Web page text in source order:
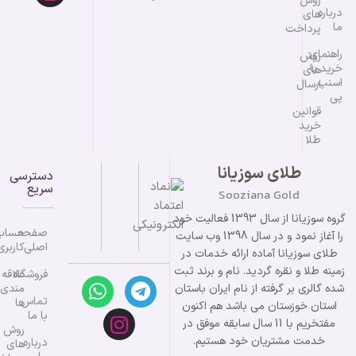
درباره
ما
راهنمای
خرید با
اسنپ
پی
های
پرداخت
روش
های
ارسال
قوانین
خرید
طلا
طلای سوزیانا
Sooziana Gold
گروه سوزیانا از سال 1393 فعالیت خود
را آغاز نمود و در سال 1398 وب سایت
طلای سوزیانا آماده ارائه خدمات در
زمینه طلا و نقره گردید. نام و برند ثبت
شده گالری بر گرفته از نام ایران باستان
استان خوزستان می باشد هم اکنون
مفتخریم با 11 سال سابقه موفق در
خدمت مشتریان خود هستیم.
دسترسی
سریع
صفحه
اصلی
فروشگاه
تماس
با ما
درباره
علاقه
مندی
ها
روش
های